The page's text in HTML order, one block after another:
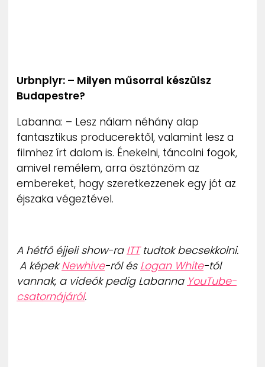
Urbnplyr: – Milyen műsorral készülsz
Budapestre?
Labanna: – Lesz nálam néhány alap
fantasztikus producerektől, valamint lesz a
filmhez írt dalom is. Énekelni, táncolni fogok,
amivel remélem, arra ösztönzöm az
embereket, hogy szeretkezzenek egy jót az
éjszaka végeztével.
A hétfő éjjeli show-ra ITTtudtok becsekkolni.
A képekNewhive-ról és Logan White-tól
vannak, a videók pedig Labanna YouTube-
csatornájáról.